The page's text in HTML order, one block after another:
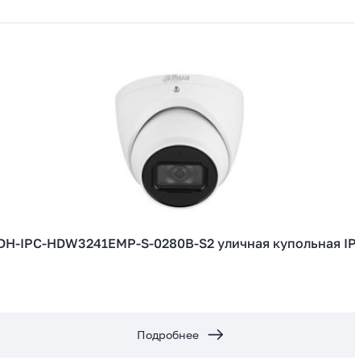
IPC-HDW3241EMP-S-0280B-S2 уличная купольная
Подробнее